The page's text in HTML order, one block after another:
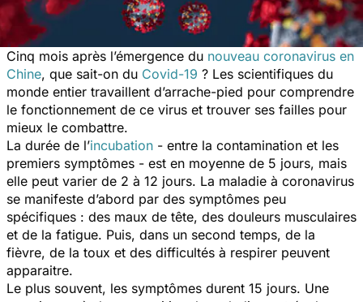
Cinq mois après l’émergence du nouveau coronavirus en
Chine, que sait-on du Covid-19 ? Les scientifiques du
monde entier travaillent d’arrache-pied pour comprendre
le fonctionnement de ce virus et trouver ses failles pour
mieux le combattre.
La durée de l’incubation - entre la contamination et les
premiers symptômes - est en moyenne de 5 jours, mais
elle peut varier de 2 à 12 jours. La maladie à coronavirus
se manifeste d’abord par des symptômes peu
spécifiques : des maux de tête, des douleurs musculaires
et de la fatigue. Puis, dans un second temps, de la
fièvre, de la toux et des difficultés à respirer peuvent
apparaitre.
Le plus souvent, les symptômes durent 15 jours. Une